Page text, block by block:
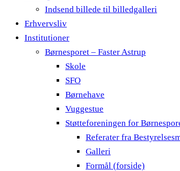
Indsend billede til billedgalleri
Erhvervsliv
Institutioner
Børnesporet – Faster Astrup
Skole
SFO
Børnehave
Vuggestue
Støtteforeningen for
Referater fra
Galleri
Formål (forside)